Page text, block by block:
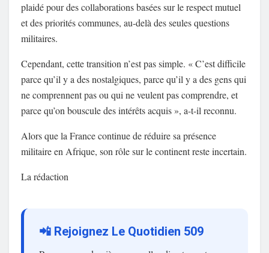
plaidé pour des collaborations basées sur le respect mutuel
et des priorités communes, au-delà des seules questions
militaires.
Cependant, cette transition n’est pas simple. « C’est difficile
parce qu’il y a des nostalgiques, parce qu’il y a des gens qui
ne comprennent pas ou qui ne veulent pas comprendre, et
parce qu’on bouscule des intérêts acquis », a-t-il reconnu.
Alors que la France continue de réduire sa présence
militaire en Afrique, son rôle sur le continent reste incertain.
La rédaction
📲 Rejoignez Le Quotidien 509